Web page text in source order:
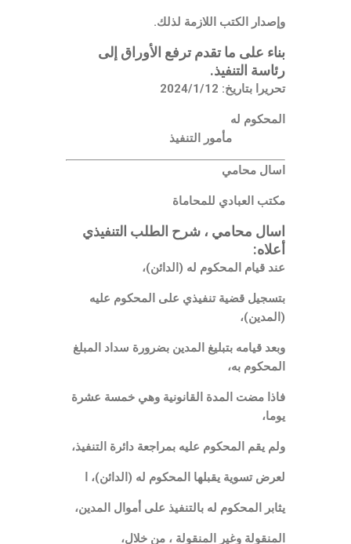
وإصدار الكتب اللازمة لذلك.
بناء على ما تقدم ترفع الأوراق إلى
رئاسة التنفيذ.
تحريرا بتاريخ: 2024/1/12
المحكوم له
مأمور التنفيذ
اسال محامي
مكتب العبادي للمحاماة
اسال محامي ، شرح الطلب التنفيذي
أعلاه:
عند قيام المحكوم له (الدائن)،
بتسجيل قضية تنفيذي على المحكوم عليه
(المدين)،
وبعد قيامه بتبليغ المدين بضرورة سداد المبلغ
المحكوم به،
فاذا مضت المدة القانونية وهي خمسة عشرة
يوما،
ولم يقم المحكوم عليه بمراجعة دائرة التنفيذ،
لعرض تسوية يقبلها المحكوم له (الدائن)، ا
يثابر المحكوم له بالتنفيذ على أموال المدين،
المنقولة وغير المنقولة ، من خلال،